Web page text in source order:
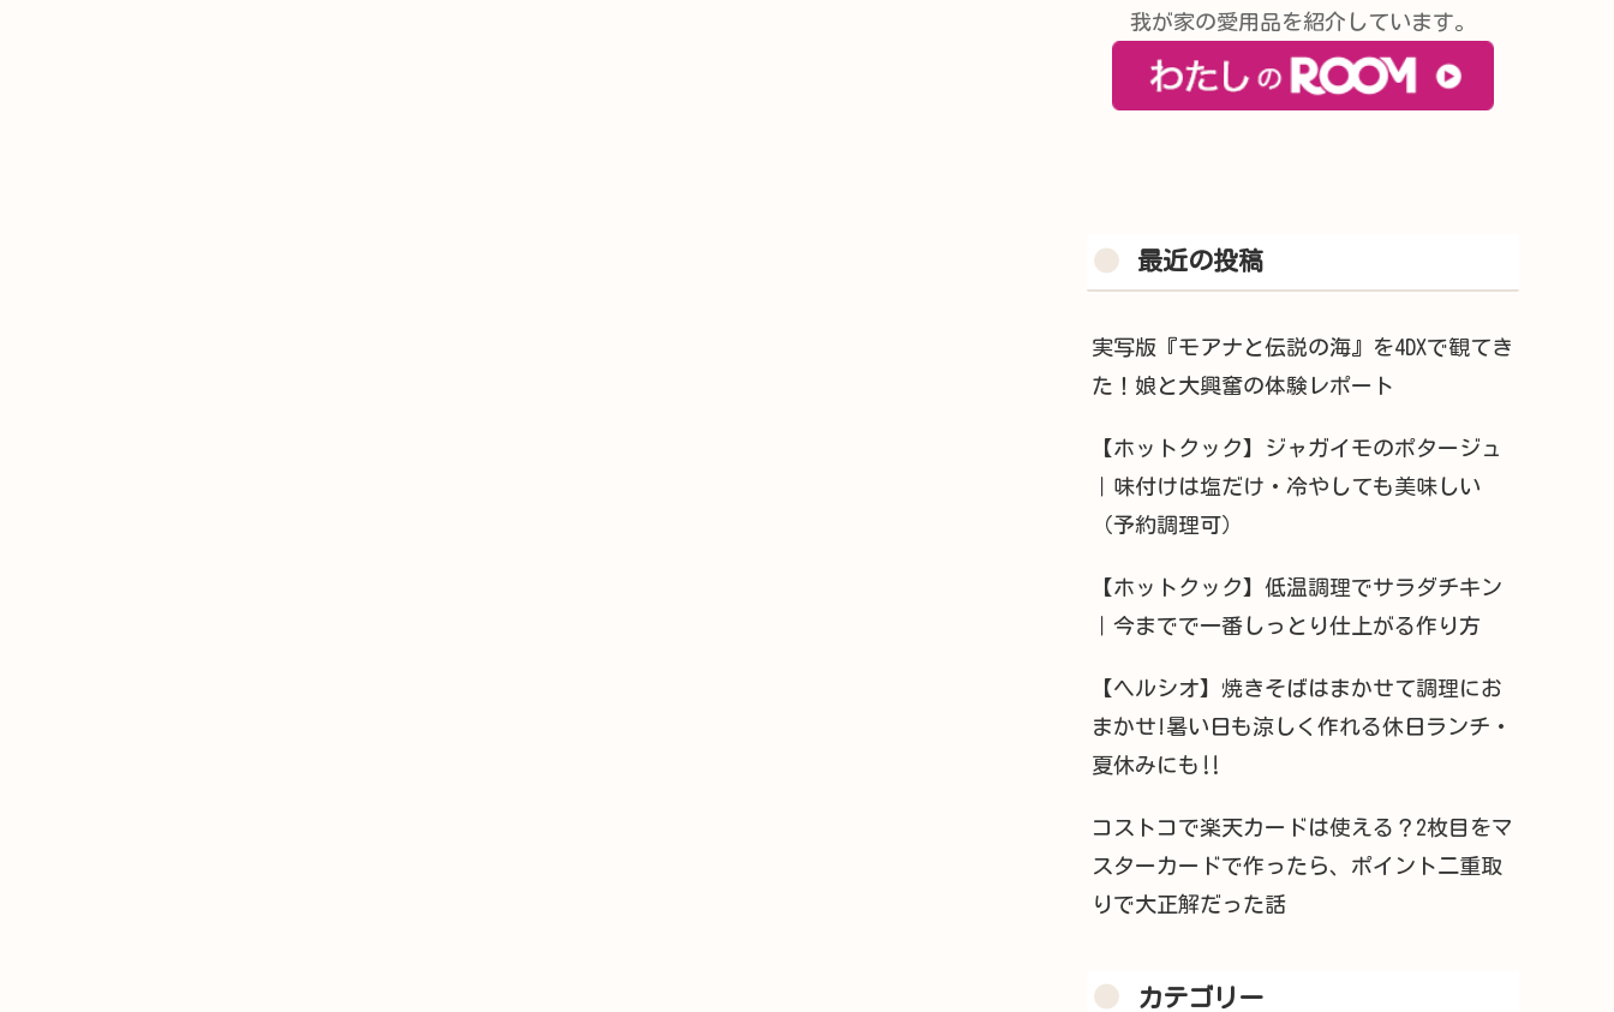
我が家の愛用品を紹介しています。
最近の投稿
実写版『モアナと伝説の海』を4DXで観てき
た！娘と大興奮の体験レポート
【ホットクック】ジャガイモのポタージュ
｜味付けは塩だけ・冷やしても美味しい
（予約調理可）
【ホットクック】低温調理でサラダチキン
｜今までで一番しっとり仕上がる作り方
【ヘルシオ】焼きそばはまかせて調理にお
まかせ!暑い日も涼しく作れる休日ランチ・
夏休みにも‼︎
コストコで楽天カードは使える？2枚目をマ
スターカードで作ったら、ポイント二重取
りで大正解だった話
カテゴリー